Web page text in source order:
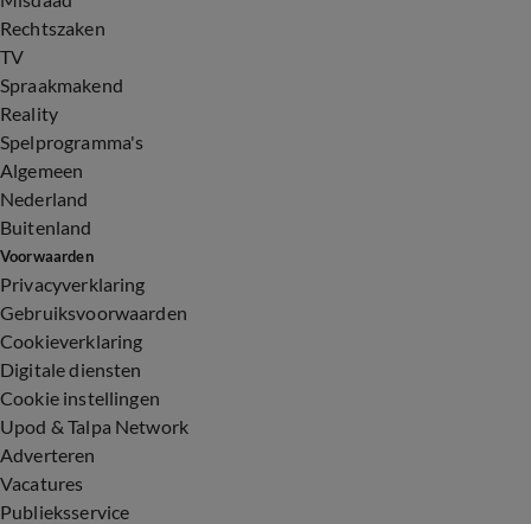
Rechtszaken
TV
Spraakmakend
Reality
Spelprogramma's
Algemeen
Nederland
Buitenland
Voorwaarden
Privacyverklaring
Gebruiksvoorwaarden
Cookieverklaring
Digitale diensten
Cookie instellingen
Upod & Talpa Network
Adverteren
Vacatures
Publieksservice